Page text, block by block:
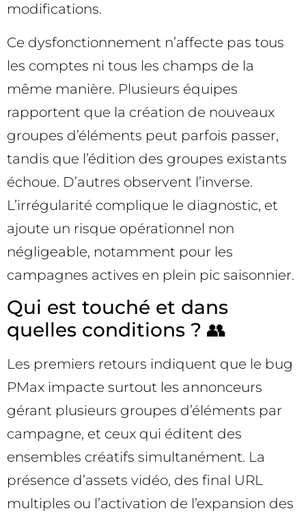
modifications.
Ce dysfonctionnement n’affecte pas tous
les comptes ni tous les champs de la
même manière. Plusieurs équipes
rapportent que la création de nouveaux
groupes d’éléments peut parfois passer,
tandis que l’édition des groupes existants
échoue. D’autres observent l’inverse.
L’irrégularité complique le diagnostic, et
ajoute un risque opérationnel non
négligeable, notamment pour les
campagnes actives en plein pic saisonnier.
Qui est touché et dans
quelles conditions ? 👥
Les premiers retours indiquent que le bug
PMax impacte surtout les annonceurs
gérant plusieurs groupes d’éléments par
campagne, et ceux qui éditent des
ensembles créatifs simultanément. La
présence d’assets vidéo, des final URL
multiples ou l’activation de l’expansion des